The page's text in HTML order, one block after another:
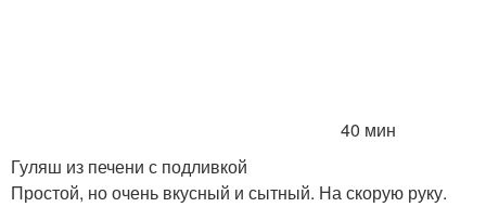
40 мин
Гуляш из печени с подливкой
Простой, но очень вкусный и сытный. На скорую руку.